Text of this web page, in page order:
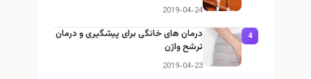
2019-04-24
درمان های خانگی برای پیشگیری و درمان
ترشح واژن
2019-04-23